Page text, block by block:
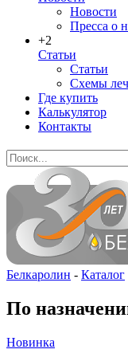
Новости
Пресса о
+2
Статьи
Статьи
Схемы
Где купить
Калькулятор
Контакты
Белкаролин - Каталог
По
Новинка